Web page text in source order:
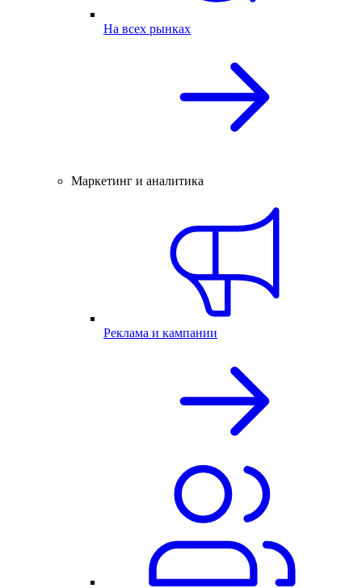
На всех рынках
Маркетинг и аналитика
Реклама и кампании